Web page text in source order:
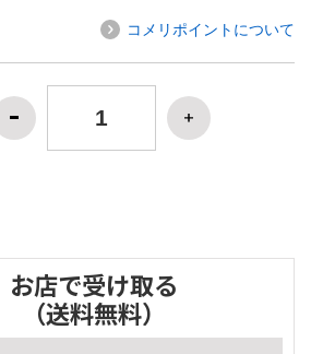
コメリポイントについて
お店で受け取る
（送料無料）